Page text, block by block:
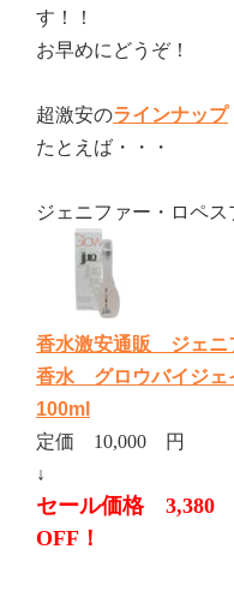
す！！
お早めにどうぞ！
超激安のラインナップ
たとえば・・・
ジェニファー・ロペ
香水激安通販 ジェニ
香水 グロウバイジェ
100ml
定価 10,000 円
↓
セール価格
OFF！